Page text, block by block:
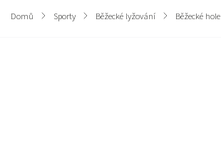
Domů / Sporty / Běžecké lyžování / Běžecké hole